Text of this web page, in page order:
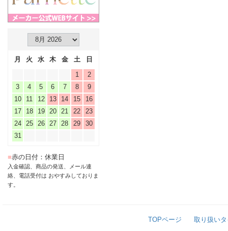
月 火 水 木 金 土
日
1
2
3
4 5 6 7 8
9
10
11 12 13 14 15
16
17
18 19 20 21 22
23
24
25 26 27 28 29
30
31
■赤の日付：休業日
入金確認、商品の発送、メール連
絡、電話受付は おやすみしておりま
す。
TOPページ 取り扱い